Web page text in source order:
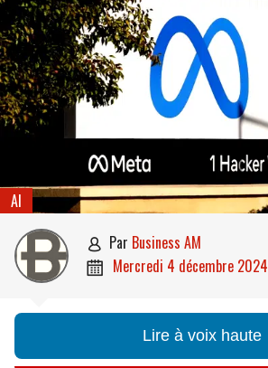
AI
 par Business AM
 mercredi 4 décembre 2024
Lire à voix haute